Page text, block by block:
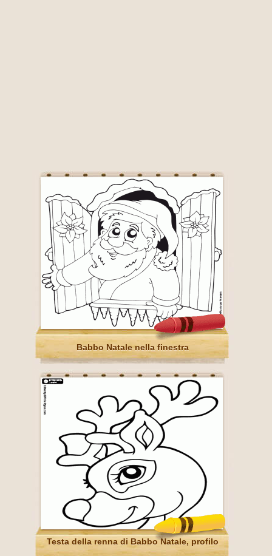
Babbo Natale nella finestra
Testa della renna di Babbo Natale, profilo